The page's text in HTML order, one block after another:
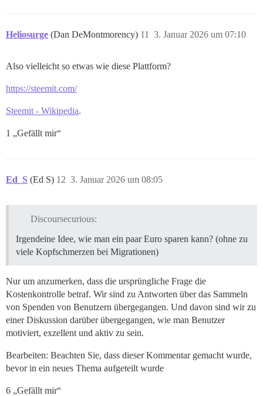
Heliosurge (Dan DeMontmorency) 3. Januar 2026 um 07:10
11
Also vielleicht so etwas wie diese Plattform?
https://steemit.com/
Steemit - Wikipedia.
1 „Gefällt mir“
Ed_S (Ed S) 3. Januar 2026 um 08:05
12
Discoursecurious:
Irgendeine Idee, wie man ein paar Euro sparen kann? (ohne zu
viele Kopfschmerzen bei Migrationen)
Nur um anzumerken, dass die ursprüngliche Frage die
Kostenkontrolle betraf. Wir sind zu Antworten über das Sammeln
von Spenden von Benutzern übergegangen. Und davon sind wir zu
einer Diskussion darüber übergegangen, wie man Benutzer
motiviert, exzellent und aktiv zu sein.
Bearbeiten: Beachten Sie, dass dieser Kommentar gemacht wurde,
bevor in ein neues Thema aufgeteilt wurde
6 „Gefällt mir“